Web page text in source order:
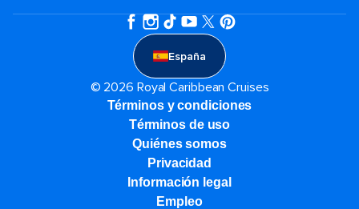
España
© 2026 Royal Caribbean Cruises
Términos y condiciones
Términos de uso
Quiénes somos
Privacidad
Información legal
Empleo